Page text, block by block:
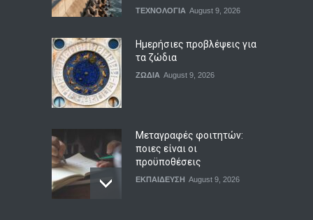
ΤΕΧΝΟΛΟΓΙΑ August 9, 2026
Ημερήσιες προβλέψεις για
τα ζώδια
ΖΩΔΙΑ August 9, 2026
Μεταγραφές φοιτητών:
ποιες είναι οι
προϋποθέσεις
ΕΚΠΑΙΔΕΥΣΗ August 9, 2026